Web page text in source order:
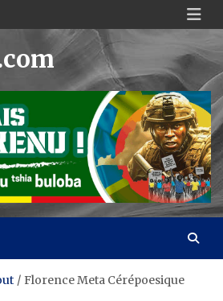
Florence Meta Cérépoesique